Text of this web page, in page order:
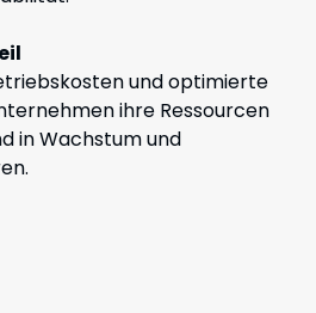
und optimierte
ihre Ressourcen
in Wachstum und